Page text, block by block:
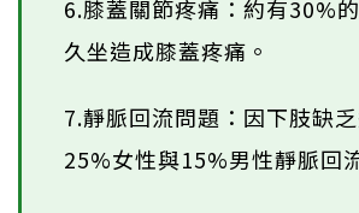
6.膝蓋關節疼痛：約有30%
久坐造成膝蓋疼痛。
7.靜脈回流問題：因下肢缺
25%女性與15%男性靜脈回